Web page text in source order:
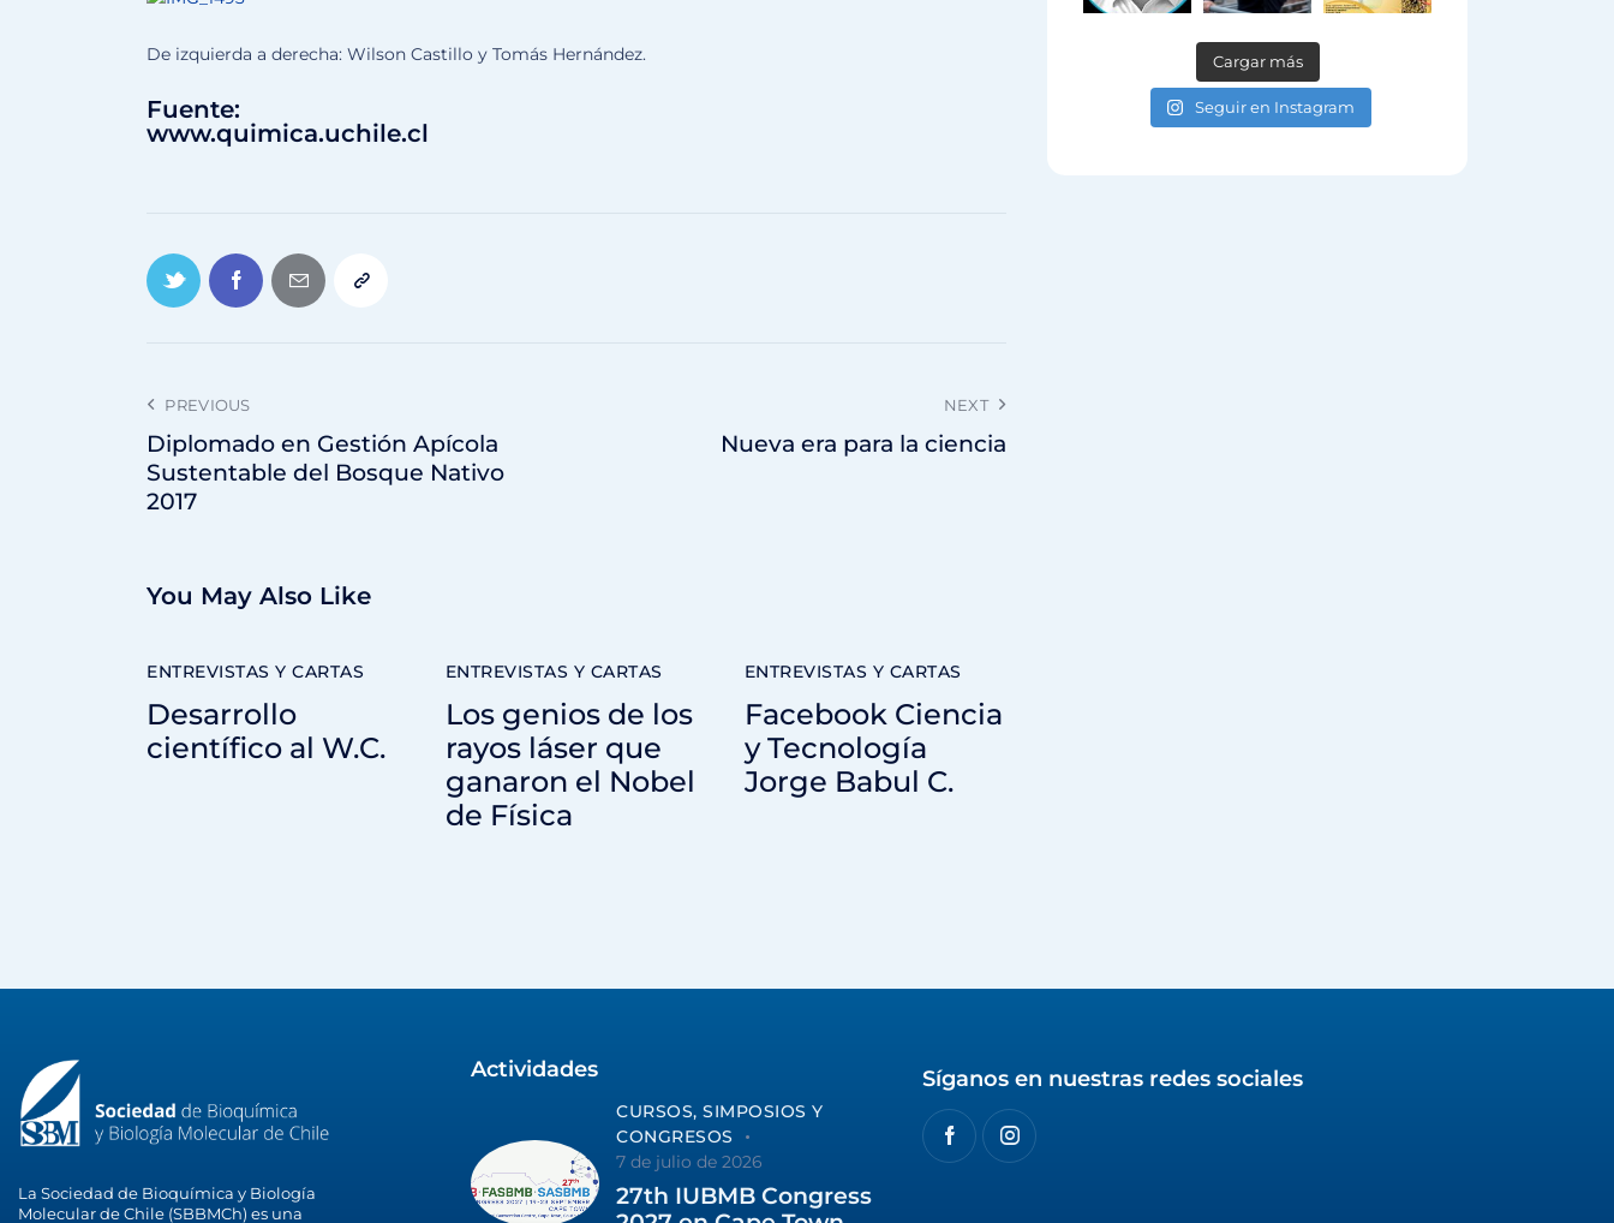
De izquierda a derecha: Wilson Castillo y Tomás Hernández.
Fuente:
www.quimica.uchile.cl
PREVIOUS
Diplomado en Gestión Apícola
Sustentable del Bosque Nativo
2017
NEXT
Nueva era para la ciencia
You May Also Like
ENTREVISTAS Y CARTAS
Desarrollo
científico al W.C.
ENTREVISTAS Y CARTAS
Los genios de los
rayos láser que
ganaron el Nobel
de Física
ENTREVISTAS Y CARTAS
Facebook Ciencia
y Tecnología
Jorge Babul C.
Cargar más
Seguir en Instagram
La Sociedad de Bioquímica y Biología
Molecular de Chile (SBBMCh) es una
Actividades
CURSOS, SIMPOSIOS Y
CONGRESOS
7 de julio de 2026
27th IUBMB Congress
Síganos en nuestras redes sociales